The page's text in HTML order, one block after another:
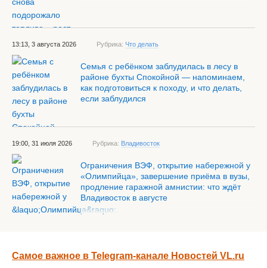
13:13, 3 августа 2026 Рубрика: Что делать
Семья с ребёнком заблудилась в лесу в
районе бухты Спокойной — напоминаем,
как подготовиться к походу, и что делать,
если заблудился
19:00, 31 июля 2026 Рубрика: Владивосток
Ограничения ВЭФ, открытие набережной у
«Олимпийца», завершение приёма в вузы,
продление гаражной амнистии: что ждёт
Владивосток в августе
Самое важное в Telegram-канале Новостей VL.ru